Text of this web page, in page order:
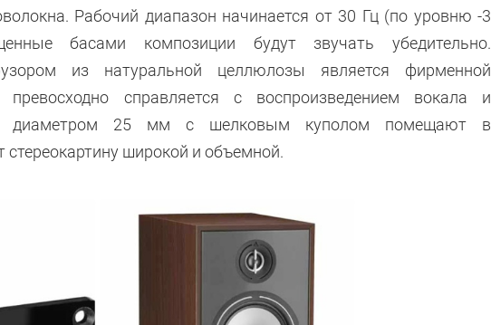
Рабочий диапазон начинается от 30 Гц (по уровню -3
басами композиции будут звучать убедительно.
из натуральной целлюлозы является фирменной
справляется с воспроизведением вокала и
диаметром 25 мм с шелковым куполом помещают в
стереокартину широкой и объемной.